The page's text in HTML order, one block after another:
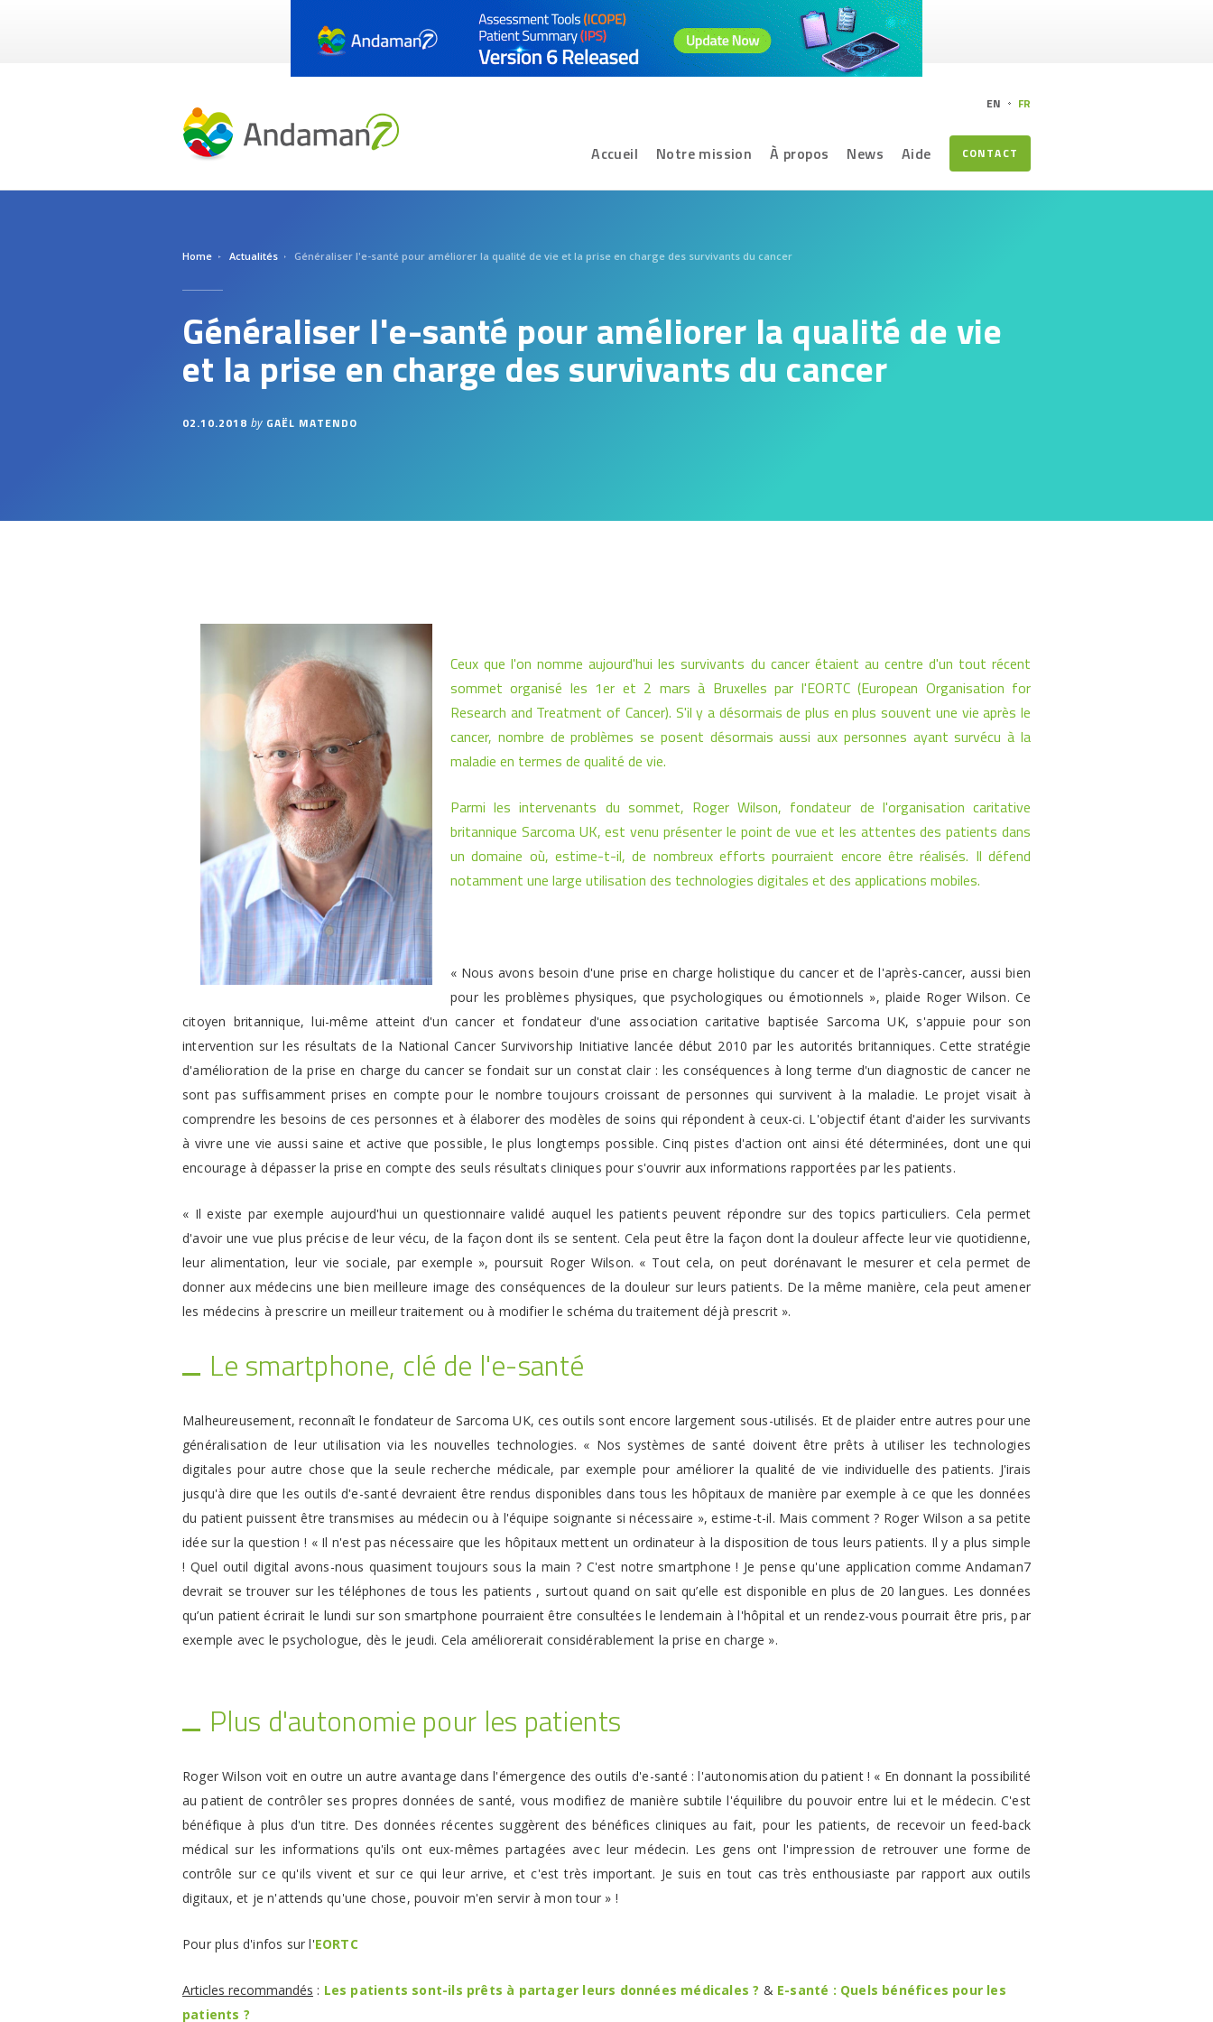
EN FR
Accueil Notre mission À propos News Aide CONTACT
Home Actualités Généraliser l'e-santé pour améliorer la qualité de vie et la prise en charge des survivants du cancer
Généraliser l'e-santé pour améliorer la qualité de vie
et la prise en charge des survivants du cancer
02.10.2018 by GAËL MATENDO
Ceux que l'on nomme aujourd'hui les survivants du cancer étaient au centre d'un tout récent
sommet organisé les 1er et 2 mars à Bruxelles par l'EORTC (European Organisation for
Research and Treatment of Cancer). S'il y a désormais de plus en plus souvent une vie après le
cancer, nombre de problèmes se posent désormais aussi aux personnes ayant survécu à la
maladie en termes de qualité de vie.
Parmi les intervenants du sommet, Roger Wilson, fondateur de l'organisation caritative
britannique Sarcoma UK, est venu présenter le point de vue et les attentes des patients dans
un domaine où, estime-t-il, de nombreux efforts pourraient encore être réalisés. Il défend
notamment une large utilisation des technologies digitales et des applications mobiles.
« Nous avons besoin d'une prise en charge holistique du cancer et de l'après-cancer, aussi bien
pour les problèmes physiques, que psychologiques ou émotionnels », plaide Roger Wilson. Ce
citoyen britannique, lui-même atteint d'un cancer et fondateur d'une association caritative baptisée Sarcoma UK, s'appuie pour son
intervention sur les résultats de la National Cancer Survivorship Initiative lancée début 2010 par les autorités britanniques. Cette stratégie
d'amélioration de la prise en charge du cancer se fondait sur un constat clair : les conséquences à long terme d'un diagnostic de cancer ne
sont pas suffisamment prises en compte pour le nombre toujours croissant de personnes qui survivent à la maladie. Le projet visait à
comprendre les besoins de ces personnes et à élaborer des modèles de soins qui répondent à ceux-ci. L'objectif étant d'aider les survivants
à vivre une vie aussi saine et active que possible, le plus longtemps possible. Cinq pistes d'action ont ainsi été déterminées, dont une qui
encourage à dépasser la prise en compte des seuls résultats cliniques pour s'ouvrir aux informations rapportées par les patients.
« Il existe par exemple aujourd'hui un questionnaire validé auquel les patients peuvent répondre sur des topics particuliers. Cela permet
d'avoir une vue plus précise de leur vécu, de la façon dont ils se sentent. Cela peut être la façon dont la douleur affecte leur vie quotidienne,
leur alimentation, leur vie sociale, par exemple », poursuit Roger Wilson. « Tout cela, on peut dorénavant le mesurer et cela permet de
donner aux médecins une bien meilleure image des conséquences de la douleur sur leurs patients. De la même manière, cela peut amener
les médecins à prescrire un meilleur traitement ou à modifier le schéma du traitement déjà prescrit ».
Le smartphone, clé de l'e-santé
Malheureusement, reconnaît le fondateur de Sarcoma UK, ces outils sont encore largement sous-utilisés. Et de plaider entre autres pour une
généralisation de leur utilisation via les nouvelles technologies. « Nos systèmes de santé doivent être prêts à utiliser les technologies
digitales pour autre chose que la seule recherche médicale, par exemple pour améliorer la qualité de vie individuelle des patients. J'irais
jusqu'à dire que les outils d'e-santé devraient être rendus disponibles dans tous les hôpitaux de manière par exemple à ce que les données
du patient puissent être transmises au médecin ou à l'équipe soignante si nécessaire », estime-t-il. Mais comment ? Roger Wilson a sa petite
idée sur la question ! « Il n'est pas nécessaire que les hôpitaux mettent un ordinateur à la disposition de tous leurs patients. Il y a plus simple
! Quel outil digital avons-nous quasiment toujours sous la main ? C'est notre smartphone ! Je pense qu'une application comme Andaman7
devrait se trouver sur les téléphones de tous les patients , surtout quand on sait qu’elle est disponible en plus de 20 langues. Les données
qu’un patient écrirait le lundi sur son smartphone pourraient être consultées le lendemain à l'hôpital et un rendez-vous pourrait être pris, par
exemple avec le psychologue, dès le jeudi. Cela améliorerait considérablement la prise en charge ».
Plus d'autonomie pour les patients
Roger Wilson voit en outre un autre avantage dans l'émergence des outils d'e-santé : l'autonomisation du patient ! « En donnant la possibilité
au patient de contrôler ses propres données de santé, vous modifiez de manière subtile l'équilibre du pouvoir entre lui et le médecin. C'est
bénéfique à plus d'un titre. Des données récentes suggèrent des bénéfices cliniques au fait, pour les patients, de recevoir un feed-back
médical sur les informations qu'ils ont eux-mêmes partagées avec leur médecin. Les gens ont l'impression de retrouver une forme de
contrôle sur ce qu'ils vivent et sur ce qui leur arrive, et c'est très important. Je suis en tout cas très enthousiaste par rapport aux outils
digitaux, et je n'attends qu'une chose, pouvoir m'en servir à mon tour » !
Pour plus d'infos sur l'EORTC
Articles recommandés : Les patients sont-ils prêts à partager leurs données médicales ? & E-santé : Quels bénéfices pour les
patients ?